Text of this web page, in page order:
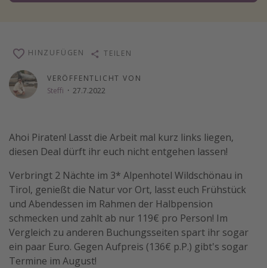
Singlereisen
Gruppenreisen
Hotels am Achensee
Weitere Themen
Reise Journal
Familienurlaub in der Türkei
Rundreisen in Thailand
Bahnreisen in der Schweiz
VERÖFFENTLICHT VON
Steffi · 27.7.2022
HINZUFÜGEN TEILEN
Ahoi Piraten! Lasst die Arbeit mal kurz links liegen,
diesen Deal dürft ihr euch nicht entgehen lassen!
Verbringt 2 Nächte im 3* Alpenhotel Wildschönau in
Tirol, genießt die Natur vor Ort, lasst euch Frühstück
und Abendessen im Rahmen der Halbpension
schmecken und zahlt ab nur 119€ pro Person! Im
Vergleich zu anderen Buchungsseiten spart ihr sogar
ein paar Euro. Gegen Aufpreis (136€ p.P.) gibt's sogar
Termine im August!